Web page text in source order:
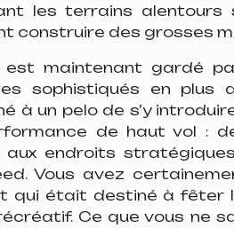
les terrains alentours
construire des grosses
est maintenant gardé
sophistiqués en plus
à un pelo de s’y
de haut vol :
aux endroits
Vous avez
qui était destiné à fêter
Ce que vous ne